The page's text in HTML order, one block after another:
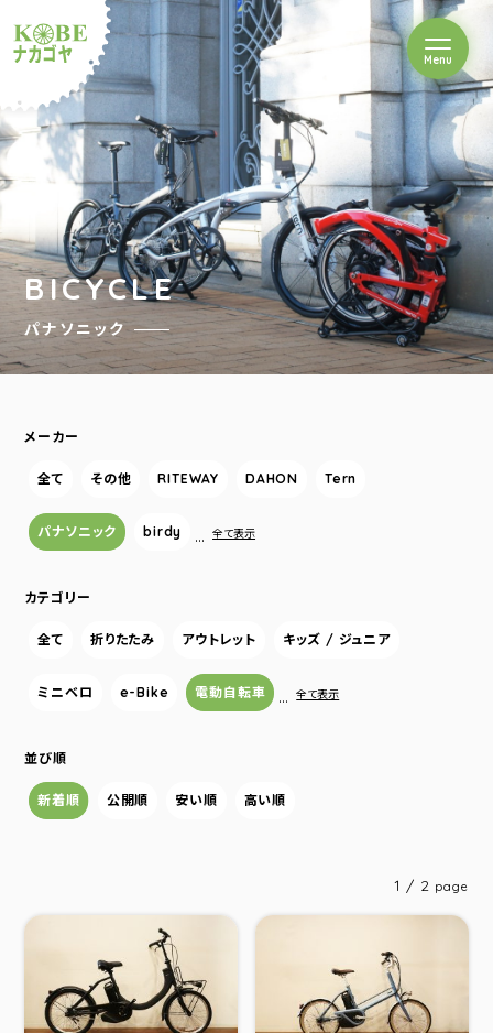
ルショップナカゴヤ
Menuを開閉
BICYCLE
パナソニック
メーカー
全て その他 RITEWAY DAHON Tern
パナソニック birdy … 全て表示
カテゴリー
全て 折りたたみ アウトレット キッズ / ジュニア
ミニベロ e-Bike 電動自転車 … 全て表示
並び順
新着順 公開順 安い順 高い順
1 / 2 page